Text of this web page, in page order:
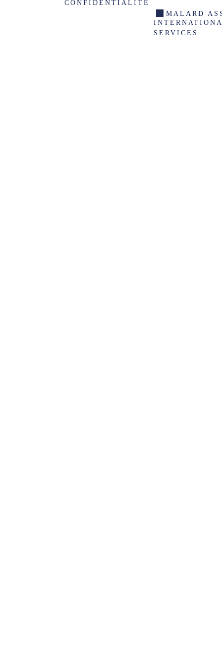
CONFIDENTIALITÉ
MALARD
SERVICES